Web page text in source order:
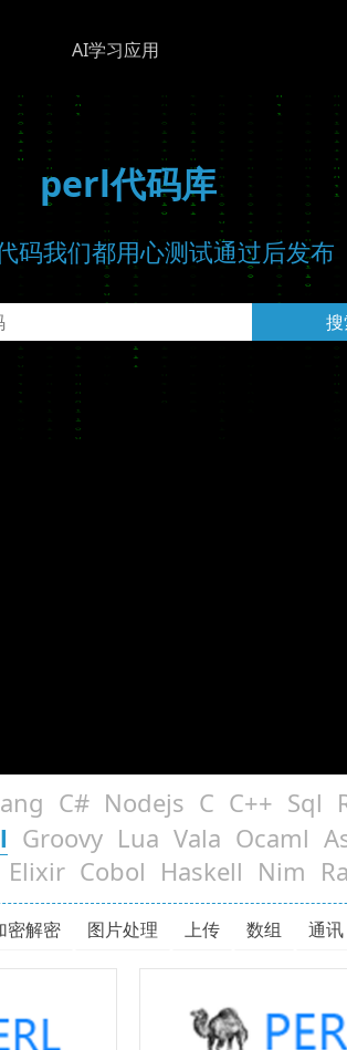
AI学习应用
perl代码库
码我们都用心测试通过后发布
C# Nodejs C C++ Sql
Groovy Lua Vala Ocaml
Elixir Cobol Haskell Nim
密解密 图片处理 上传 数组 通讯